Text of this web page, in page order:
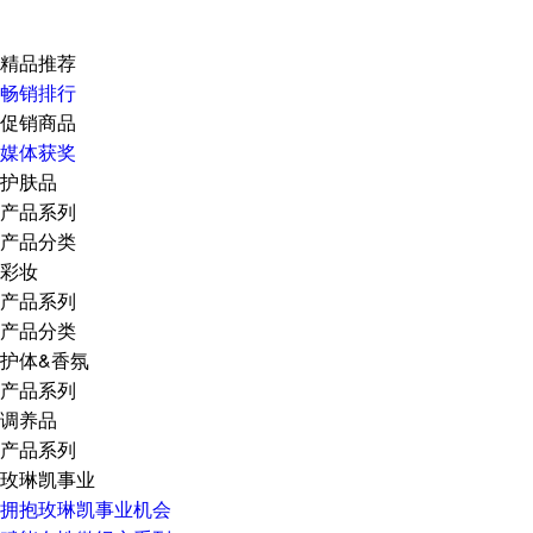
精品推荐
畅销排行
促销商品
媒体获奖
护肤品
产品系列
产品分类
彩妆
产品系列
产品分类
护体&香氛
产品系列
调养品
产品系列
玫琳凯事业
拥抱玫琳凯事业机会